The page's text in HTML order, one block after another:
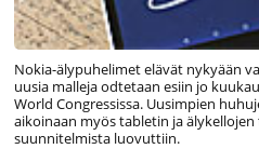
Nokia-älypuhelimet elävät nykyään
uusia malleja odtetaan esiin jo
World Congressissa. Uusimpien
aikoinaan myös tabletin ja
suunnitelmista luovuttiin.